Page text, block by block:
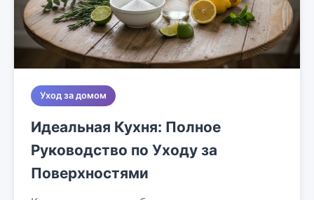
Уход за домом
Идеальная Кухня: Полное
Руководство по Уходу за
Поверхностями